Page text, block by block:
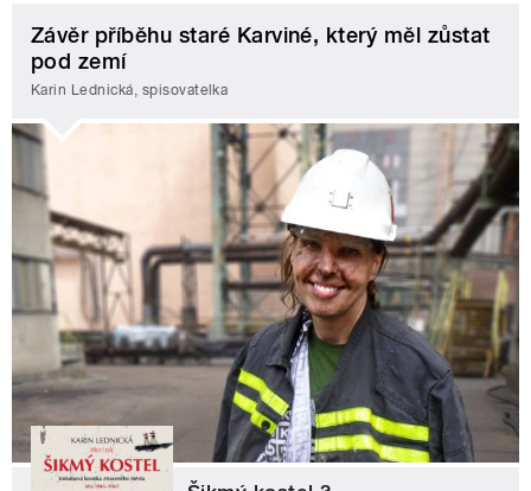
Závěr příběhu staré Karviné, který měl zůstat
pod zemí
Karin Lednická, spisovatelka